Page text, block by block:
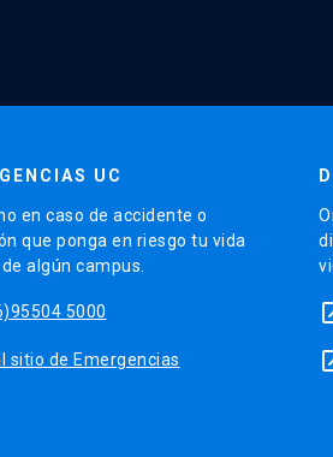
UC
en caso de accidente o
que ponga en riesgo tu vida
algún campus.
5000
sitio de Emergencias